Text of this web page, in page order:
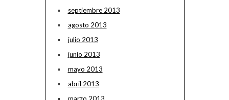
septiembre 2013
agosto 2013
julio 2013
junio 2013
mayo 2013
abril 2013